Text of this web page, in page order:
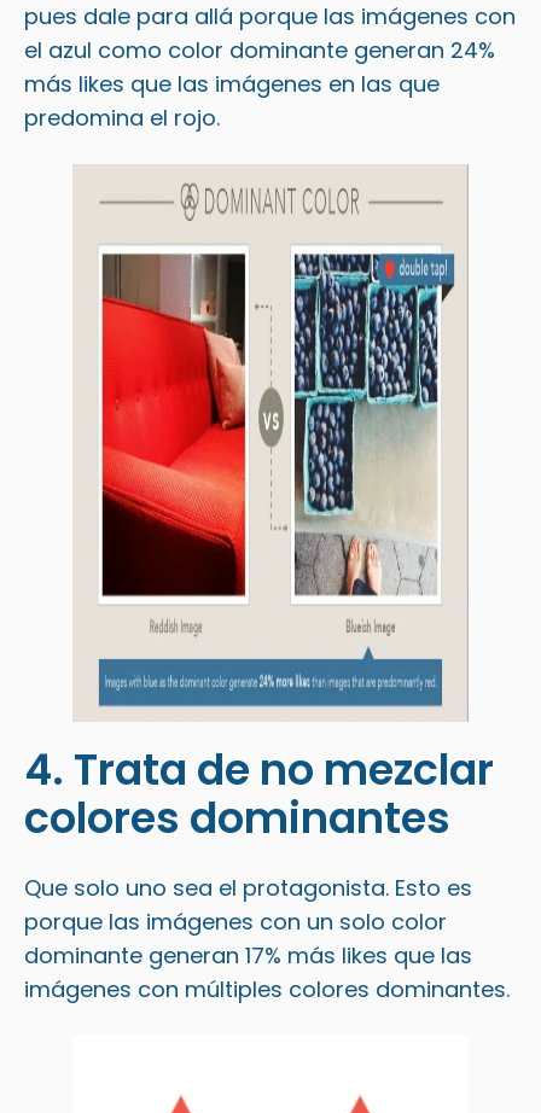
pues dale para allá porque las imágenes con
el azul como color dominante generan 24%
más likes que las imágenes en las que
predomina el rojo.
4. Trata de no mezclar
colores dominantes
Que solo uno sea el protagonista. Esto es
porque las imágenes con un solo color
dominante generan 17% más likes que las
imágenes con múltiples colores dominantes.